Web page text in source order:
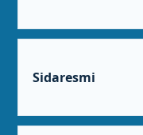
Sidaresmi